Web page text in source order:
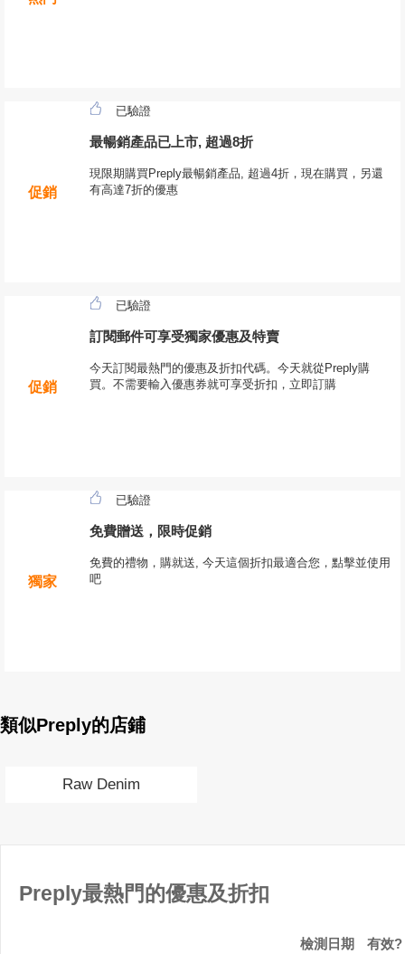
促銷
已驗證
最暢銷產品已上市, 超過8折
現限期購買Preply最暢銷產品, 超過4折，現在購買，另還
有高達7折的優惠
促銷
已驗證
訂閱郵件可享受獨家優惠及特賣
今天訂閱最熱門的優惠及折扣代碼。今天就從Preply購
買。不需要輸入優惠券就可享受折扣，立即訂購
獨家
已驗證
免費贈送，限時促銷
免費的禮物，購就送, 今天這個折扣最適合您，點擊並使用
吧
類似Preply的店鋪
Raw Denim
Preply最熱門的優惠及折扣
檢測日期 有效?